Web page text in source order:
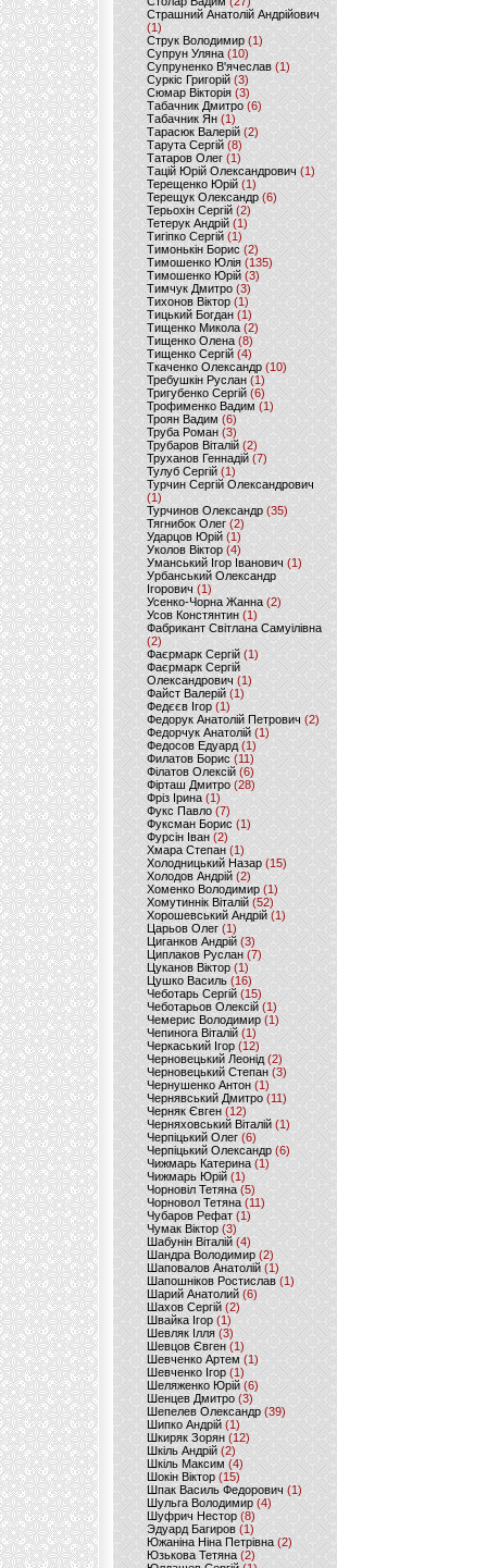
Страшний Анатолій Андрійович
(1)
Струк Володимир (1)
Супрун Уляна (10)
Супруненко В'ячеслав (1)
Суркіс Григорій (3)
Сюмар Вікторія (3)
Табачник Дмитро (6)
Табачник Ян(1)
Тарасюк Валерій (2)
Тарута Сергій (8)
Татаров Олег(1)
Тацій Юрій Олександрович(1)
Терещенко Юрій(1)
Терещук Олександр(6)
Терьохін Сергій (2)
Тетерук Андрій (1)
Тигіпко Сергій(1)
Тимонькін Борис (2)
Тимошенко Юлія (135)
Тимошенко Юрій(3)
Тимчук Дмитро (3)
Тихонов Віктор (1)
Тицький Богдан (1)
Тищенко Микола (2)
Тищенко Олена (8)
Тищенко Сергій (4)
Ткаченко Олександр (10)
Требушкін Руслан (1)
Тригубенко Сергій(6)
Трофименко Вадим (1)
Троян Вадим (6)
Труба Роман(3)
Трубаров Віталій (2)
Труханов Геннадій (7)
Тулуб Сергій(1)
Турчин Сергій Олександрович
(1)
Турчинов Олександр(35)
Тягнибок Олег (2)
Ударцов Юрій (1)
Уколов Віктор(4)
Уманський Ігор Іванович(1)
Урбанський Олександр
Ігорович (1)
Усенко-Чорна Жанна (2)
Усов Констянтин(1)
Фабрикант Світлана Самуілівна
(2)
Фаєрмарк Сергій(1)
Фаєрмарк Сергій
Олександрович (1)
Файст Валерій(1)
Федєєв Ігор (1)
Федорук Анатолій Петрович (2)
Федорчук Анатолій (1)
Федосов Едуард (1)
Филатов Борис (11)
Філатов Олексій (6)
Фірташ Дмитро (28)
Фріз Ірина (1)
Фукс Павло (7)
Фуксман Борис (1)
Фурсін Іван (2)
Хмара Степан(1)
Холодницький Назар(15)
Холодов Андрій (2)
Хоменко Володимир (1)
Хомутиннік Віталій (52)
Хорошевський Андрій (1)
Царьов Олег (1)
Циганков Андрій (3)
Циплаков Руслан(7)
Цуканов Віктор (1)
Цушко Василь (16)
Чеботарь Сергій (15)
Чеботарьов Олексій (1)
Чемерис Володимир (1)
Чепинога Віталій (1)
Черкаський Ігор (12)
Черновецький Леонід(2)
Черновецький Степан (3)
Чернушенко Антон (1)
Чернявський Дмитро(11)
Черняк Євген(12)
Черняховський Віталій (1)
Черпіцький Олег (6)
Черпіцький Олександр (6)
Чижмарь Катерина (1)
Чижмарь Юрій (1)
Чорновіл Тетяна (5)
Чорновол Тетяна (11)
Чубаров Рефат (1)
Чумак Віктор(3)
Шабунін Віталій (4)
Шандра Володимир (2)
Шаповалов Анатолій(1)
Шапошніков Ростислав(1)
Шарий Анатолий(6)
Шахов Сергій(2)
Швайка Ігор (1)
Шевляк Ілля (3)
Шевцов Євген (1)
Шевченко Артем(1)
Шевченко Ігор(1)
Шеляженко Юрій (6)
Шенцев Дмитро (3)
Шепелев Олександр (39)
Шипко Андрій(1)
Шкиряк Зорян(12)
Шкіль Андрій(2)
Шкіль Максим (4)
Шокін Віктор (15)
Шпак Василь Федорович (1)
Шульга Володимир (4)
Шуфрич Нестор(8)
Эдуард Багиров (1)
Южаніна Ніна Петрівна (2)
Юзькова Тетяна(2)